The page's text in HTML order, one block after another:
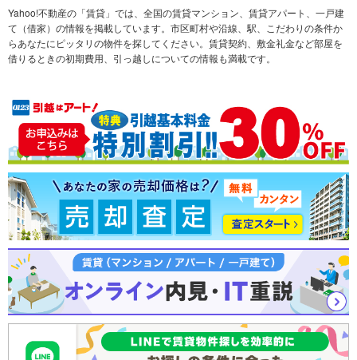
不動産会社から探す 希望の条件から探す
テーマから探す ランキングから探す
新築マンション 中古マンション
新築一戸建て 中古一戸建て
売却査定
マンションカタログ 教えて！住まいの先生
Yahoo!不動産の「賃貸」では、全国の賃貸マンション、賃貸アパート、一戸建
て（借家）の情報を掲載しています。市区町村や沿線、駅、こだわりの条件か
らあなたにピッタリの物件を探してください。賃貸契約、敷金礼金など部屋を
借りるときの初期費用、引っ越しについての情報も満載です。